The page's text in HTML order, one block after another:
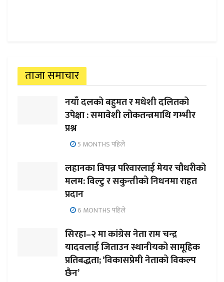
ताजा समाचार
नयाँ दलको बहुमत र मधेशी दलितको
उपेक्षा : समावेशी लोकतन्त्रमाथि गम्भीर
प्रश्न
5 MONTHS पहिले
लहानका विपन्न परिवारलाई मेयर चौधरीको
मलम: विल्टु र सकुन्तीको निधनमा राहत
प्रदान
6 MONTHS पहिले
सिरहा–२ मा कांग्रेस नेता राम चन्द्र
यादवलाई जिताउन स्थानीयको सामूहिक
प्रतिबद्धता; ‘विकासप्रेमी नेताको विकल्प
छैन’